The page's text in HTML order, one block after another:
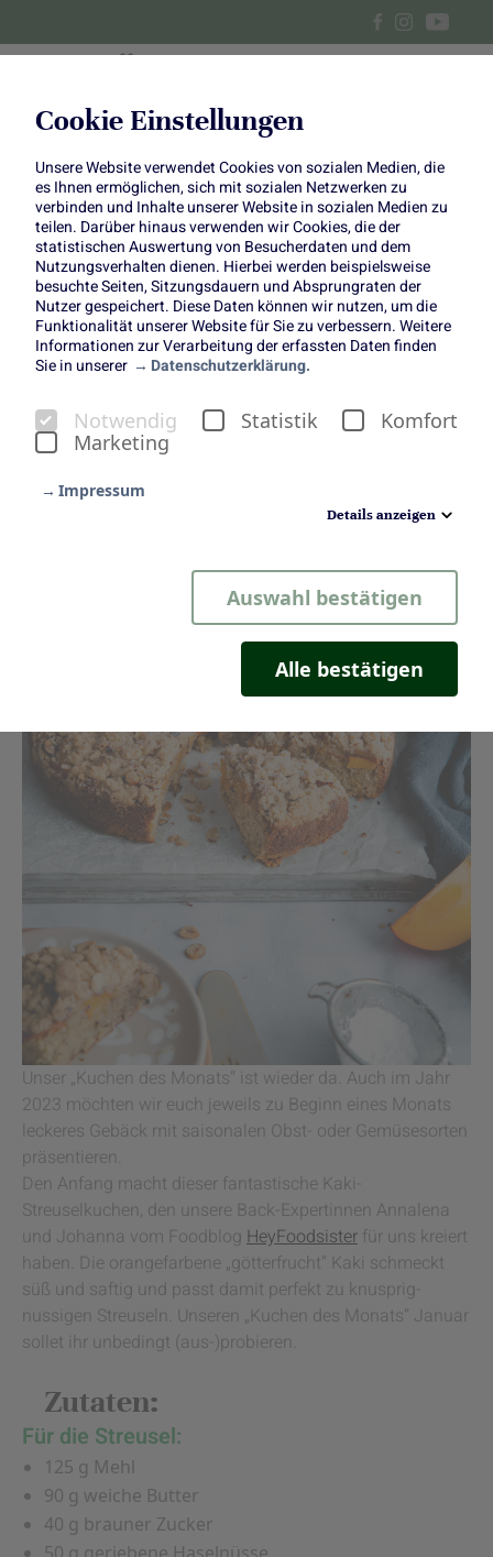
Cookie Einstellungen
Unsere Website verwendet Cookies von sozialen Medien, die
es Ihnen ermöglichen, sich mit sozialen Netzwerken zu
verbinden und Inhalte unserer Website in sozialen Medien zu
teilen. Darüber hinaus verwenden wir Cookies, die der
statistischen Auswertung von Besucherdaten und dem
Nutzungsverhalten dienen. Hierbei werden beispielsweise
besuchte Seiten, Sitzungsdauern und Absprungraten der
Nutzer gespeichert. Diese Daten können wir nutzen, um die
Funktionalität unserer Website für Sie zu verbessern. Weitere
Informationen zur Verarbeitung der erfassten Daten finden
Sie in unserer
Datenschutzerklärung.
Notwendig Statistik
Komfort
Marketing
Impressum
Details anzeigen
Auswahl bestätigen
Alle bestätigen
Kaki-Streuselkuchen
Kaki-Streuselkuchen
Kuchen des Monats Januar 2023
Unser „Kuchen des Monats“ ist wieder da. Auch im Jahr
2023 möchten wir euch jeweils zu Beginn eines Monats
leckeres Gebäck mit saisonalen Obst- oder Gemüsesorten
präsentieren.
Den Anfang macht dieser fantastische Kaki-
Streuselkuchen, den unsere Back-Expertinnen Annalena
und Johanna vom Foodblog HeyFoodsister für uns kreiert
haben. Die orangefarbene „götterfrucht“ Kaki schmeckt
süß und saftig und passt damit perfekt zu knusprig-
nussigen Streuseln. Unseren „Kuchen des Monats“ Januar
sollet ihr unbedingt (aus-)probieren.
Zutaten:
Für die Streusel:
125 g Mehl
90 g weiche Butter
40 g brauner Zucker